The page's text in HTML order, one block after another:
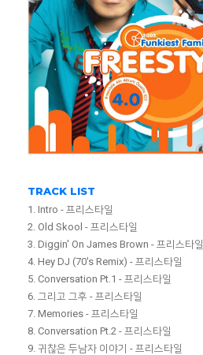
TRACK LIST
1. Intro - 프리스타일
2. Old Skool - 프리스타일
3. Diggin' On James Brown - 프리스타일
4. Hey DJ (70's Remix) - 프리스타일
5. Conversation Pt.1 - 프리스타일
6. 그리고 그후 - 프리스타일
7. Memories - 프리스타일
8. Conversation Pt.2 - 프리스타일
9. 귀찮은 두남자 이야기 - 프리스타일